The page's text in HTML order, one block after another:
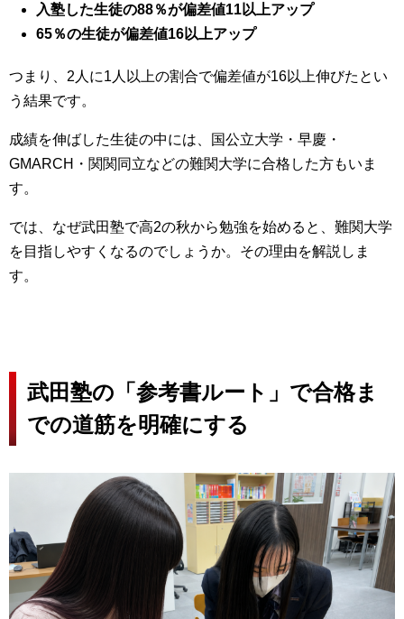
入塾した生徒の88％が偏差値11以上アップ
65％の生徒が偏差値16以上アップ
つまり、2人に1人以上の割合で偏差値が16以上伸びたとい
う結果です。
成績を伸ばした生徒の中には、国公立大学・早慶・
GMARCH・関関同立などの難関大学に合格した方もいま
す。
では、なぜ武田塾で高2の秋から勉強を始めると、難関大学
を目指しやすくなるのでしょうか。その理由を解説しま
す。
武田塾の「参考書ルート」で合格ま
での道筋を明確にする